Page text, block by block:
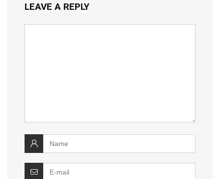
LEAVE A REPLY